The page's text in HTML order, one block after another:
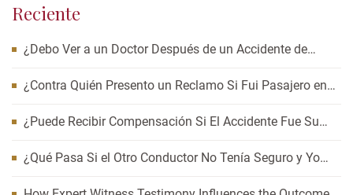
Reciente
¿Debo Ver a un Doctor Después de un Accidente de
¿Contra Quién Presento un Reclamo Si Fui Pasajero en
¿Puede Recibir Compensación Si El Accidente Fue Su
¿Qué Pasa Si el Otro Conductor No Tenía Seguro y Yo